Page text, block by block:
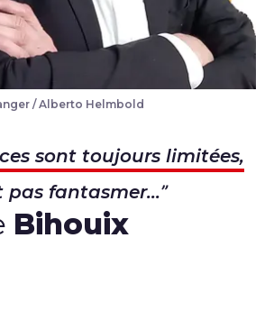
de l'Arep l'ingénieur Philippe
/ Alberto Helmbold
sont toujours limitées,
pas fantasmer...
Bihouix